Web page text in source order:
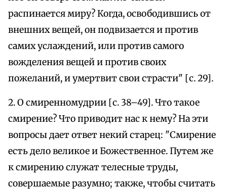
распинается миру? Когда, освободившись от
внешних вещей, он подвизается и против
самих услаждений, или против самого
вожделения вещей и против своих
пожеланий, и умертвит свои страсти" [с. 29].
2. О смиренномудрии [с. 38–49]. Что такое
смирение? Что приводит нас к нему? На эти
вопросы дает ответ некий старец: "Смирение
есть дело великое и Божественное. Путем же
к смирению служат телесные труды,
совершаемые разумно; также, чтобы считать